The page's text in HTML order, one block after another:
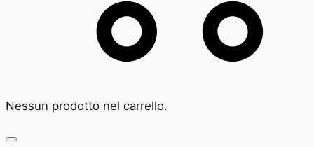
Nessun prodotto nel carrello.